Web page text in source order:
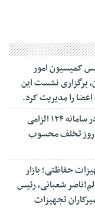
کمیسیون امور
برگزاری نشست این
را مدیریت کرد.
ثبت قیمت کالا و خدمات در سامانه ۱۲۴ الزامی
است؛ عدم ثبت، پس از ۱۵ روز تخلف محسوب
حفاظتی؛ بازار
شعبانی، رئیس
تجهیزات